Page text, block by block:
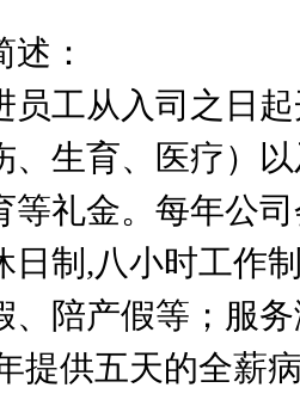
：
员工从入司之日
、生育、医疗）
等礼金。每年公
日制 ,八小时工作
、陪产假等；服
提供五天的全薪